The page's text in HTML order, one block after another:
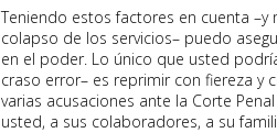
Teniendo estos factores en cuenta
colapso de los servicios– puedo
en el poder. Lo único que usted
craso error– es reprimir con fiereza y
varias acusaciones ante la Corte
usted, a sus colaboradores, a su